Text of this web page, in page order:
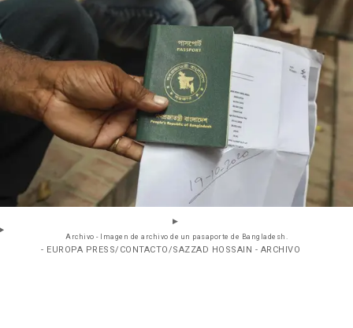
Archivo - Imagen de archivo de un pasaporte de Bangladesh.
- EUROPA PRESS/CONTACTO/SAZZAD HOSSAIN - ARCHIVO